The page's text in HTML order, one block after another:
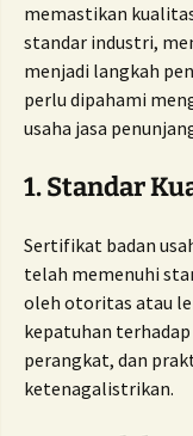
memastikan
standar industri,
menjadi langkah
perlu dipahami
usaha jasa
1. Standar
Sertifikat badan
telah memenuhi
oleh otoritas atau
kepatuhan
perangkat, dan
ketenagalistrikan.